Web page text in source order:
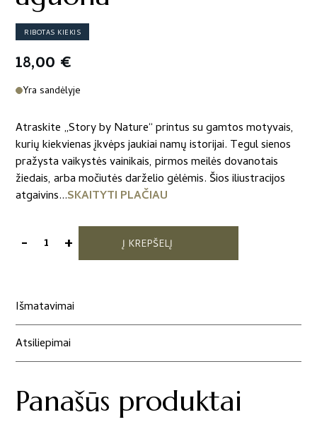
RIBOTAS KIEKIS
18,00 €
Yra sandėlyje
Atraskite „Story by Nature“ printus su gamtos motyvais,
kurių kiekvienas įkvėps jaukiai namų istorijai. Tegul sienos
pražysta vaikystės vainikais, pirmos meilės dovanotais
žiedais, arba močiutės darželio gėlėmis. Šios iliustracijos
atgaivins...SKAITYTI PLAČIAU
-produkto
"Raudona
+ Į KREPŠELĮ
Išmatavimai
Atsiliepimai
Panašūs produktai